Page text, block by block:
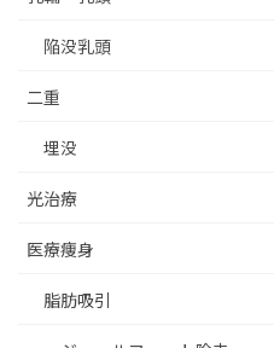
陥没乳頭
二重
埋没
光治療
医療痩身
脂肪吸引